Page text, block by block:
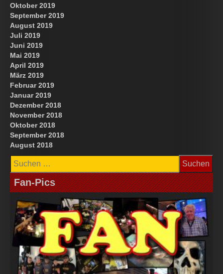
Oktober 2019
September 2019
August 2019
Juli 2019
Juni 2019
Mai 2019
April 2019
März 2019
Februar 2019
Januar 2019
Dezember 2018
November 2018
Oktober 2018
September 2018
August 2018
Suchen
nach:
Fan-Pics